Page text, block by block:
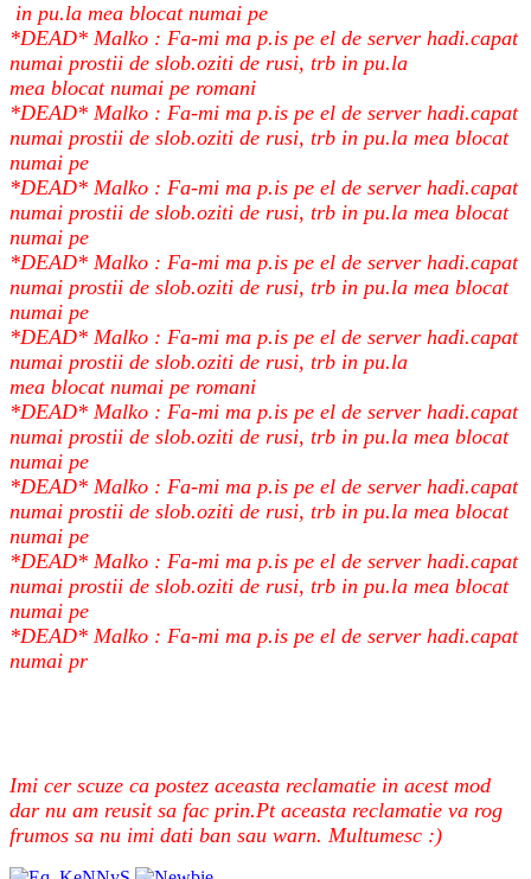
in pu.la mea blocat numai pe
*DEAD* Malko : Fa-mi ma p.is pe el de server hadi.capat
numai prostii de slob.oziti de rusi, trb in pu.la
mea blocat numai pe romani
*DEAD* Malko : Fa-mi ma p.is pe el de server hadi.capat
numai prostii de slob.oziti de rusi, trb in pu.la mea blocat
numai pe
*DEAD* Malko : Fa-mi ma p.is pe el de server hadi.capat
numai prostii de slob.oziti de rusi, trb in pu.la mea blocat
numai pe
*DEAD* Malko : Fa-mi ma p.is pe el de server hadi.capat
numai prostii de slob.oziti de rusi, trb in pu.la mea blocat
numai pe
*DEAD* Malko : Fa-mi ma p.is pe el de server hadi.capat
numai prostii de slob.oziti de rusi, trb in pu.la
mea blocat numai pe romani
*DEAD* Malko : Fa-mi ma p.is pe el de server hadi.capat
numai prostii de slob.oziti de rusi, trb in pu.la mea blocat
numai pe
*DEAD* Malko : Fa-mi ma p.is pe el de server hadi.capat
numai prostii de slob.oziti de rusi, trb in pu.la mea blocat
numai pe
*DEAD* Malko : Fa-mi ma p.is pe el de server hadi.capat
numai prostii de slob.oziti de rusi, trb in pu.la mea blocat
numai pe
*DEAD* Malko : Fa-mi ma p.is pe el de server hadi.capat
numai pr
Imi cer scuze ca postez aceasta reclamatie in acest mod
dar nu am reusit sa fac prin.Pt aceasta reclamatie va rog
frumos sa nu imi dati ban sau warn. Multumesc :)